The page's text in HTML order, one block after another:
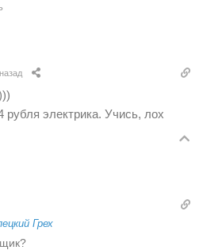
рубля электрика. Учись, лох
Грех